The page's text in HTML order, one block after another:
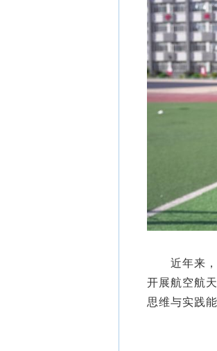
近年来，
开展航空航
思维与实践